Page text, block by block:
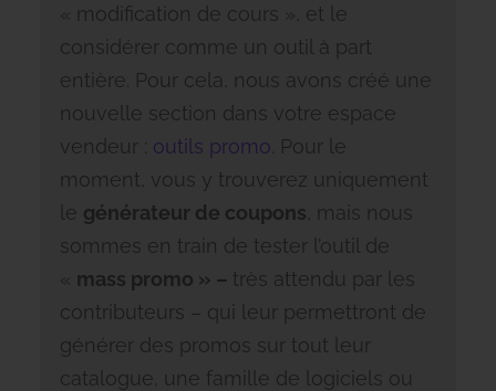
« modification de cours », et le
considérer comme un outil à part
entière. Pour cela, nous avons créé une
nouvelle section dans votre espace
vendeur : outils promo . Pour le
moment, vous y trouverez uniquement
le générateur de coupons , mais nous
sommes en train de tester l’outil de
« mass promo » – très attendu par les
contributeurs – qui leur permettront de
générer des promos sur tout leur
catalogue, une famille de logiciels ou